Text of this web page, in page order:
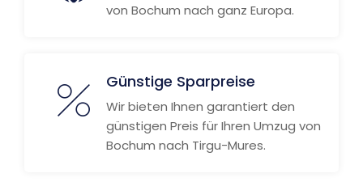
von Bochum nach ganz Europa.
Günstige Sparpreise
Wir bieten Ihnen garantiert den
günstigen Preis für Ihren Umzug von
Bochum nach Tirgu-Mures.